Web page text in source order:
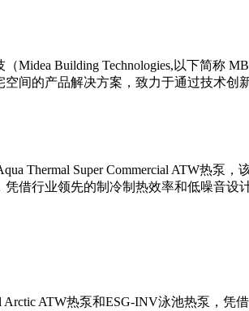
（Midea Building Technologies,以下简称
间的产品解决方案，致力于通过技术创
Thermal Super Commercial ATW热
借行业领先的制冷制热效率和低噪音设
Arctic ATW热泵和ESG-INV泳池热泵，